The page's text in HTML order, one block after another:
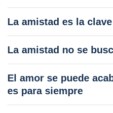
La amistad es la
La amistad no se
El amor se puede
es para siempre